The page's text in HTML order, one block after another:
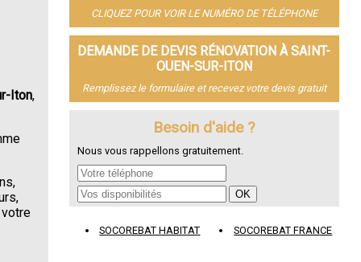
Iton,
CLIQUEZ POUR VOIR LE NUMÉRO DE TÉLÉPHONE
DEMANDE DE DEVIS RÉNOVATION À SAINT-
OUEN-SUR-ITON
Remplissez le formulaire et recevez votre devis gratuit
Besoin d'aide ?
Nous vous rappellons gratuitement.
SOCOREBAT HABITAT SOCOREBAT FRANCE